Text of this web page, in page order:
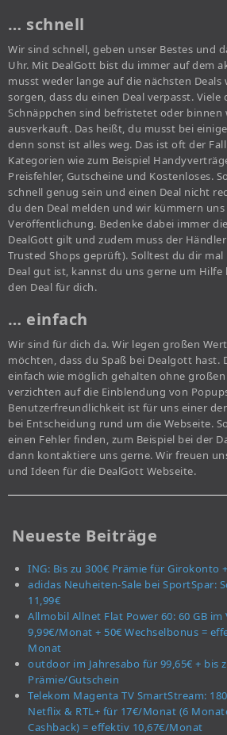
… schnell
Wir sind schnell, geben unser Bestes und
Uhr. Mit DealGott bist du immer auf dem
musst weder lange auf die nächsten Deals
sorgen, dass du einen Deal verpasst.
Schnäppchen sind befristetet oder binnen
ausverkauft. Das heißt, du musst bei
denn sonst ist alles weg. Das ist oft der
Kategorien wie zum Beispiel
Preisfehler, Gutscheine und Kostenloses.
schnell genug sein und einen Deal nicht
du den Deal melden und wir kümmern
Veröffentlichung. Bedenke dabei immer
DealGott gilt und zudem muss der
Trusted Shops geprüft). Solltest du dir
Deal gut ist, kannst du uns gerne um
den Deal für dich.
… einfach
Wir sind für dich da. Wir legen großen
möchten, dass du Spaß bei Dealgott hast.
einfach wie möglich gehalten ohne großen
verzichten auf die Einblendung von
Benutzerfreundlichkeit ist für uns einer
bei Entscheidung rund um die Webseite.
einen Fehler finden, zum Beispiel bei der
dann kontaktiere uns gerne. Wir freuen
und Ideen für die DealGott Webseite.
Neueste Beiträge
ING: Bis zu 300€ Prämie für Girokonto
adidas Neuheiten-Sale bei SportSpar:
11,99€
Allmobil Allnet Flat Power 60: 60 GB
9,99€/Monat + 50€ Wechselbonus =
Monat
outdoor im Jahresabo für 99,65€ + bis
Prämie/Gutschein
Telekom Magenta TV SmartStream:
Netflix & RTL+ für 17€/Monat (6
Cashback) = effektiv 10,67€/Monat